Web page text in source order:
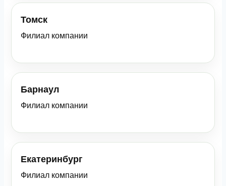
Томск
Филиал компании
Барнаул
Филиал компании
Екатеринбург
Филиал компании